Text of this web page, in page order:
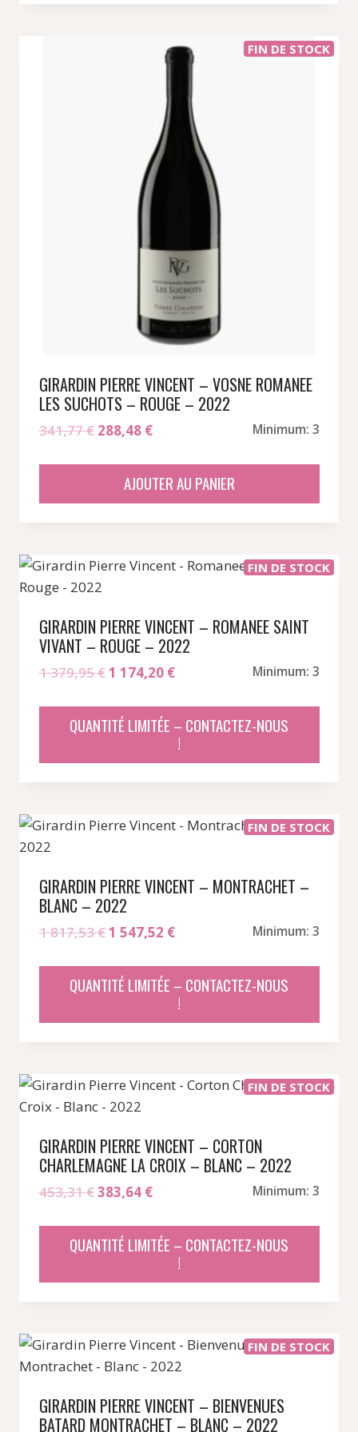
FIN DE STOCK
GIRARDIN PIERRE VINCENT – VOSNE ROMANEE
LES SUCHOTS – ROUGE – 2022
341,77€ Le
était :
288,48 €Le
est :
Minimum: 3
AJOUTER AU PANIER
FIN DE STOCK
GIRARDIN PIERRE VINCENT – ROMANEE SAINT
VIVANT – ROUGE – 2022
1 379,95€Le
initial
était :
379,95 €.
1 174,20 €Le
est :
174,20 €.
Minimum: 3
QUANTITÉ LIMITÉE – CONTACTEZ-NOUS
!
FIN DE STOCK
GIRARDIN PIERRE VINCENT – MONTRACHET –
BLANC – 2022
1 817,53€Le
initial
était :
817,53 €.
1 547,52 €Le
est :
547,52 €.
Minimum: 3
QUANTITÉ LIMITÉE – CONTACTEZ-NOUS
!
FIN DE STOCK
GIRARDIN PIERRE VINCENT – CORTON
CHARLEMAGNE LA CROIX – BLANC – 2022
453,31€Le
initial
était :
383,64 €Le
actuel
est :
Minimum: 3
QUANTITÉ LIMITÉE – CONTACTEZ-NOUS
!
FIN DE STOCK
GIRARDIN PIERRE VINCENT – BIENVENUES
BATARD MONTRACHET – BLANC – 2022